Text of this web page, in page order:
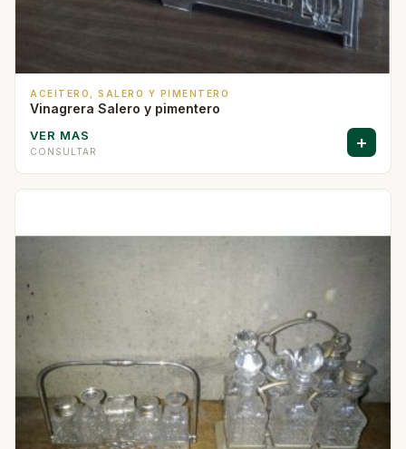
ACEITERO, SALERO Y PIMENTERO
Vinagrera Salero y pimentero
VER MAS
CONSULTAR +